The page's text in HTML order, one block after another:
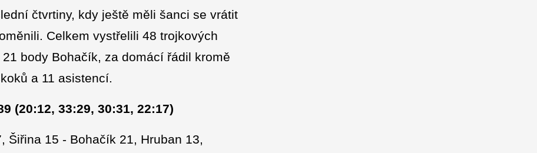
čtvrtiny, kdy ještě měli šanci se vrátit
Celkem vystřelili 48 trojkových
body Bohačík, za domácí řádil kromě
a 11 asistencí.
(20:12, 33:29, 30:31, 22:17)
Šiřina 15 - Bohačík 21, Hruban 13,